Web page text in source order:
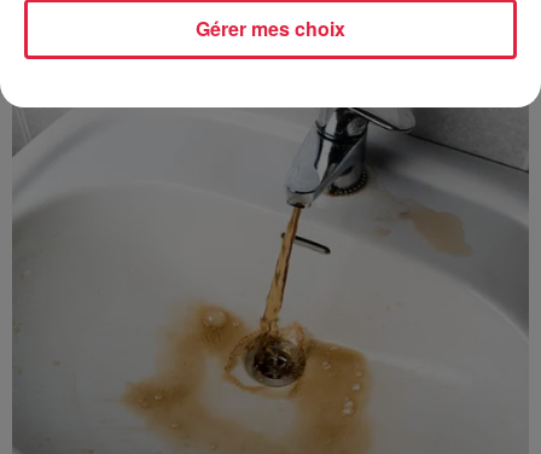
poussette ou avec de jeunes enfants. Idéal pour découvrir la
Gérer mes choix